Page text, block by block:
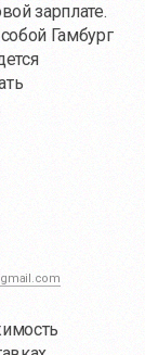
зарплате.
Гамбург